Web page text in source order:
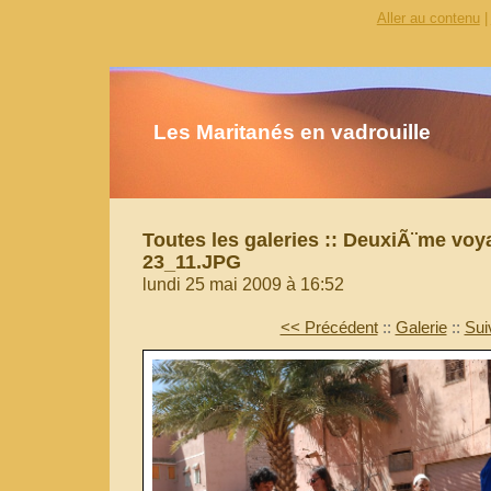
Les Maritanés en vadrouille
Aller au contenu
Toutes les galeries :: DeuxiÃ¨me
23_11.JPG
lundi 25 mai 2009 à 16:52
<< Précédent :: Galerie ::